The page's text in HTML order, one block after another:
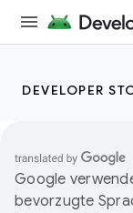
DEVELOPER
Google
bevorzugte